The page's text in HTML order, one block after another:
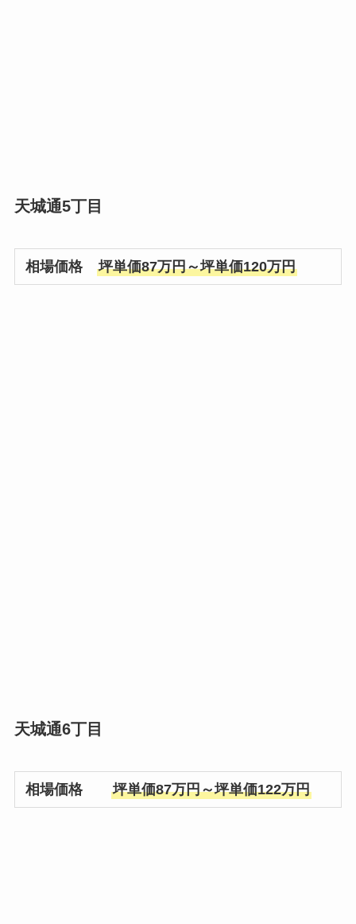
天城通5丁目
相場価格坪単価87万円～坪単価120万円
天城通6丁目
相場価格坪単価87万円～坪単価122万円